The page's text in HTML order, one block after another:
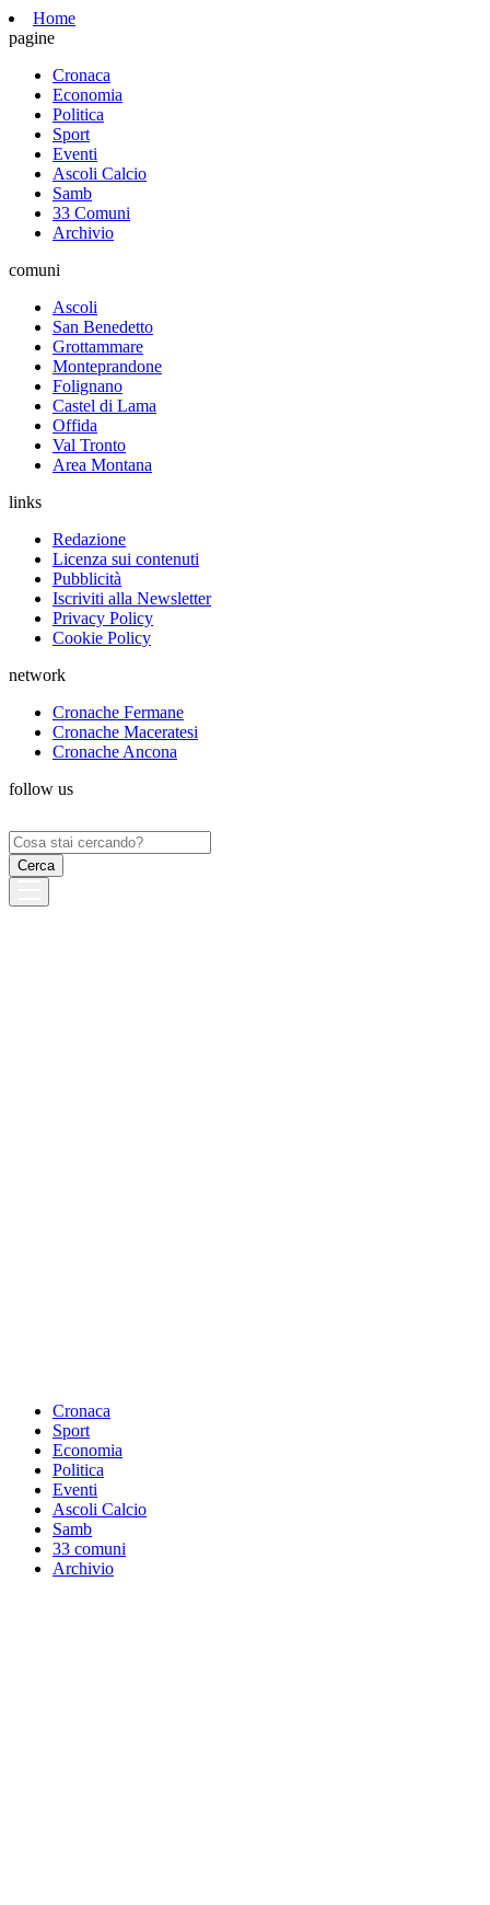
Home
pagine
Cronaca
Economia
Politica
Sport
Eventi
Ascoli Calcio
Samb
33 Comuni
Archivio
comuni
Ascoli
San Benedetto
Grottammare
Monteprandone
Folignano
Castel di Lama
Offida
Val Tronto
Area Montana
links
Redazione
Licenza sui contenuti
Pubblicità
Iscriviti alla Newsletter
Privacy Policy
Cookie Policy
network
Cronache Fermane
Cronache Maceratesi
Cronache Ancona
follow us
Ricerca
per:
Cronaca
Sport
Economia
Politica
Eventi
Ascoli Calcio
Samb
33 comuni
Archivio